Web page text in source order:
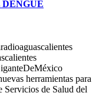
herramientas para
Servicios de Salud del